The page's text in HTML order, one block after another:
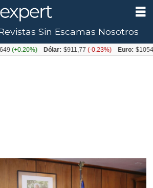
Sin Escamas Nosotros
Dólar: $911,77(-0.23%) Euro: $1054,31